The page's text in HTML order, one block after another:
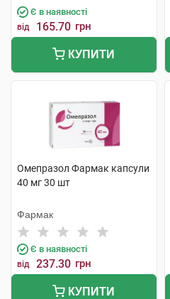
Є в наявності
від 165.70 грн
КУПИТИ
Омепразол Фармак капсули
40 мг 30 шт
Фармак
Є в наявності
від 237.30 грн
КУПИТИ